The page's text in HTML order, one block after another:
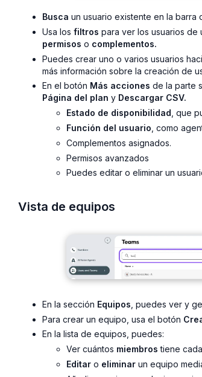
Busca un usuario existente en la barra
Usa los filtros para ver los usuarios de
permisos o complementos.
Puedes crear uno o varios usuarios
más información sobre la creación de
En el botón Más acciones de la parte
Página del plan y Descargar CSV.
Estado de disponibilidad , que
Función del usuario , como
Complementos asignados.
Permisos avanzados
Puedes editar o eliminar un
Vista de equipos
En la sección Equipos , puedes ver y
Para crear un equipo, usa el botón
En la lista de equipos, puedes:
Ver cuántos miembros tiene
Editar o eliminar un equipo